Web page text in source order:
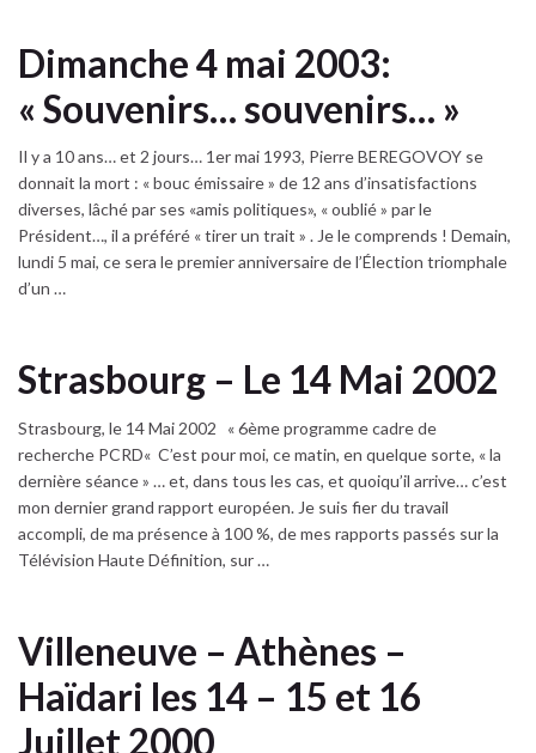
Dimanche 4 mai 2003:
« Souvenirs… souvenirs… »
Il y a 10 ans… et 2 jours… 1er mai 1993, Pierre BEREGOVOY se
donnait la mort : « bouc émissaire » de 12 ans d’insatisfactions
diverses, lâché par ses «amis politiques», « oublié » par le
Président…, il a préféré « tirer un trait » . Je le comprends ! Demain,
lundi 5 mai, ce sera le premier anniversaire de l’Élection triomphale
d’un …
Strasbourg – Le 14 Mai 2002
Strasbourg, le 14 Mai 2002 « 6ème programme cadre de
recherche PCRD« C’est pour moi, ce matin, en quelque sorte, « la
dernière séance » … et, dans tous les cas, et quoiqu’il arrive… c’est
mon dernier grand rapport européen. Je suis fier du travail
accompli, de ma présence à 100 %, de mes rapports passés sur la
Télévision Haute Définition, sur …
Villeneuve – Athènes –
Haïdari les 14 – 15 et 16
Juillet 2000